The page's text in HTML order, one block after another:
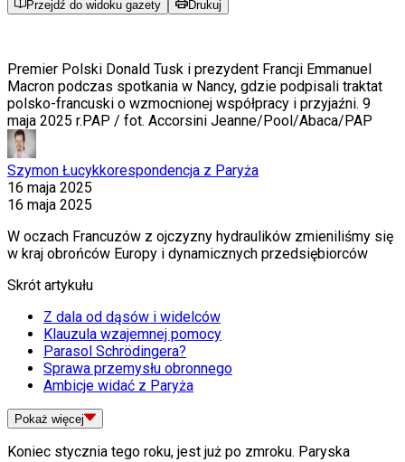
Przejdź do widoku gazety
Drukuj
Premier Polski Donald Tusk i prezydent Francji Emmanuel
Macron podczas spotkania w Nancy, gdzie podpisali traktat
polsko-francuski o wzmocnionej współpracy i przyjaźni. 9
maja 2025 r.PAP / fot. Accorsini Jeanne/Pool/Abaca/PAP
Szymon Łucykkorespondencja z Paryża
16 maja 2025
16 maja 2025
W oczach Francuzów z ojczyzny hydraulików zmieniliśmy się
w kraj obrońców Europy i dynamicznych przedsiębiorców
Skrót artykułu
Z dala od dąsów i widelców
Klauzula wzajemnej pomocy
Parasol Schrödingera?
Sprawa przemysłu obronnego
Ambicje widać z Paryża
Pokaż więcej
Koniec stycznia tego roku, jest już po zmroku. Paryska